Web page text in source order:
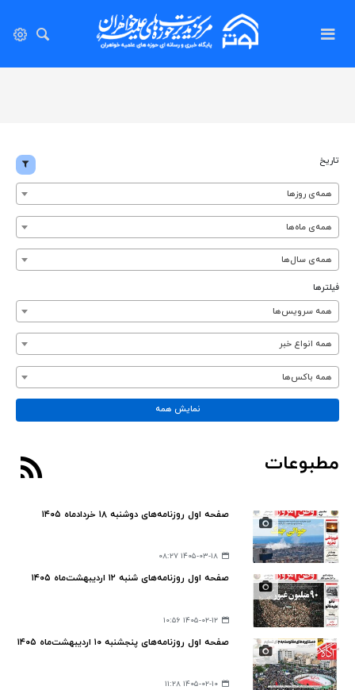
مطبوعات
صفحه اول روزنامه‌های دوشنبه ۱۸ خردادماه ۱۴۰۵
۱۴۰۵-۰۳-۱۸ ۰۸:۲۷
صفحه اول روزنامه‌های شنبه ۱۲ اردیبهشت‌ماه ۱۴۰۵
۱۴۰۵-۰۲-۱۲ ۱۰:۵۶
صفحه اول روزنامه‌های پنجشنبه ۱۰ اردیبهشت‌ماه ۱۴۰۵
۱۴۰۵-۰۲-۱۰ ۱۱:۲۸
تاریخ
همه‌ی روزها
همه‌ی ماه‌ها
همه‌ی سال‌ها
فیلترها
همه سرویس‌ها
همه انواع خبر
همه باکس‌ها
نمایش همه